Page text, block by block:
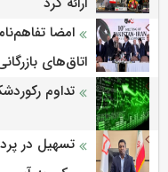
امضا
اتاق‌های
تداوم